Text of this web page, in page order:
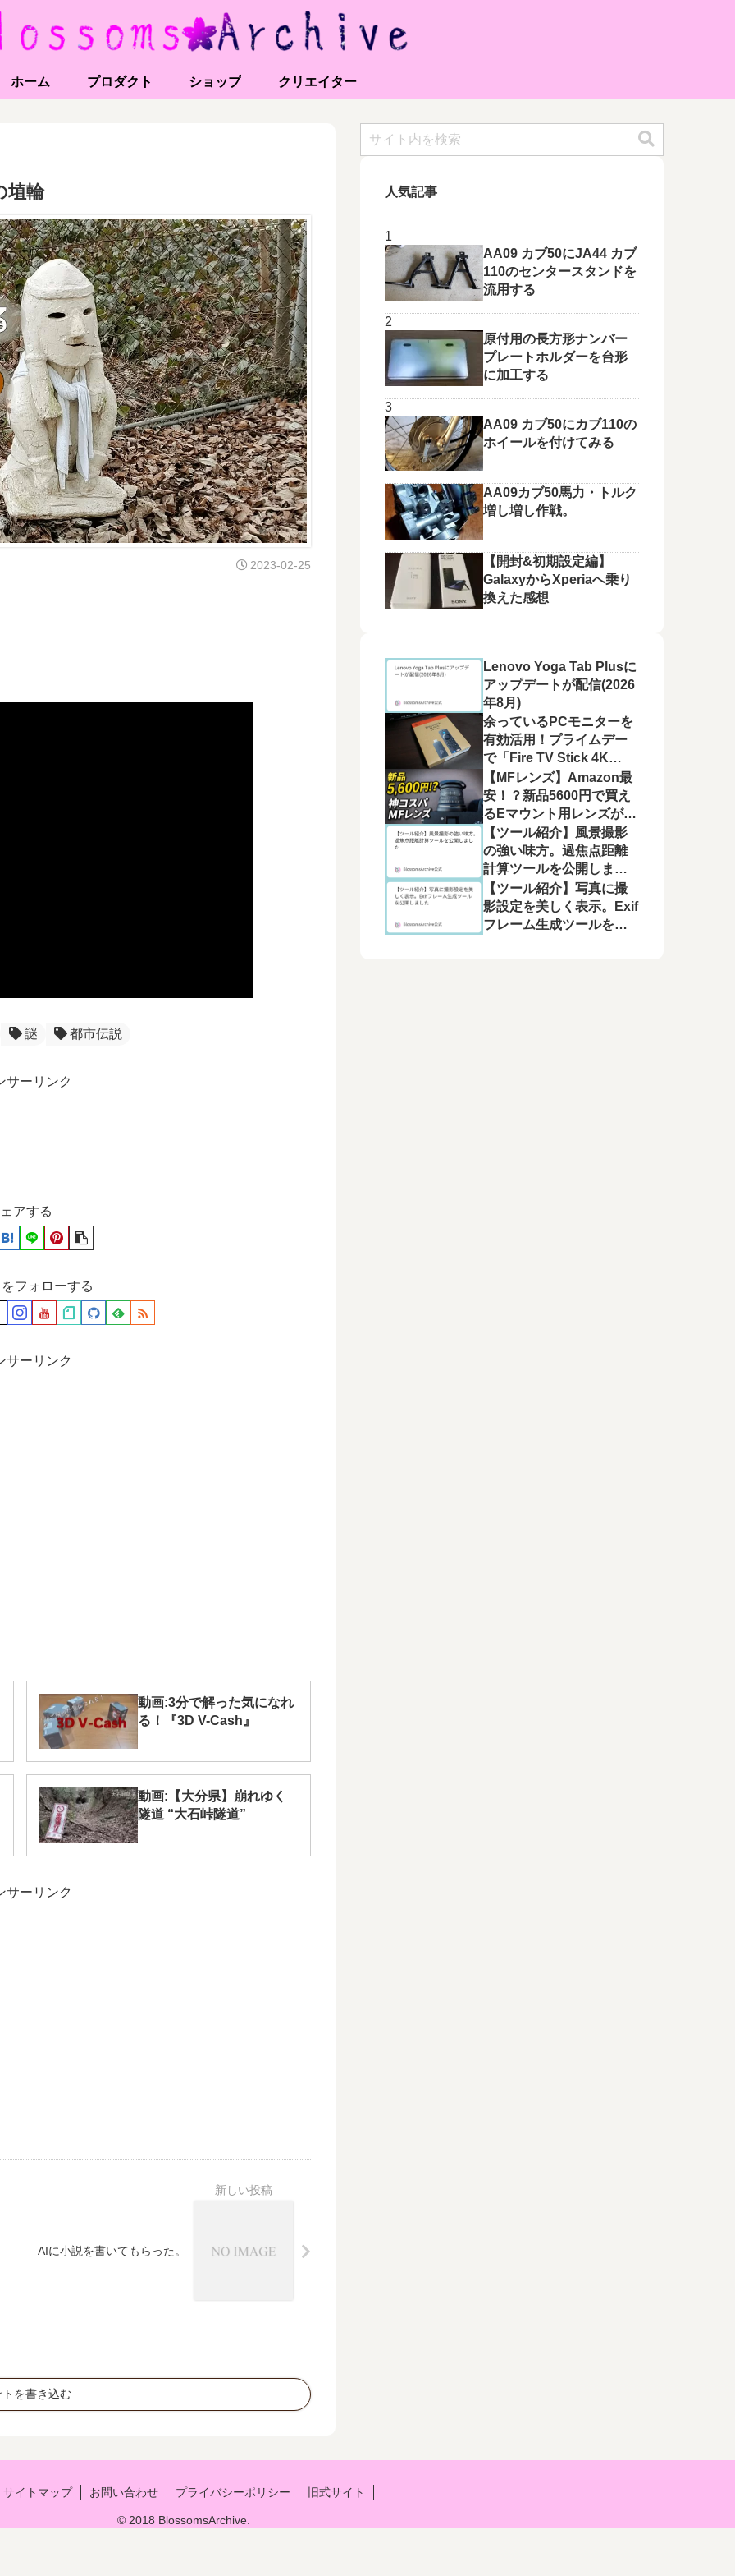
ホーム プロダクト ショップ クリエイター
埴輪
2023-02-25
謎 都市伝説
サーリンク
アする
フォローする
サーリンク
動画:3分で解った気になれ
る！『3D V-Cash』
動画:【大分県】崩れゆく
隧道 “大石峠隧道”
サーリンク
AIに小説を書いてもらった。
を書き込む
人気記事
AA09 カブ50にJA44 カブ
110のセンタースタンドを
流用する
原付用の長方形ナンバー
プレートホルダーを台形
に加工する
AA09 カブ50にカブ110の
ホイールを付けてみる
AA09カブ50馬力・トルク
増し増し作戦。
【開封&初期設定編】
GalaxyからXperiaへ乗り
換えた感想
Lenovo Yoga Tab Plusに
アップデートが配信(2026
年8月)
余っているPCモニターを
有効活用！プライムデー
で「Fire TV Stick 4K
Plus」を選んだ理由と、
モニター運用の注意点
【MFレンズ】Amazon最
安！？新品5600円で買え
るEマウント用レンズが良
かった【Pixco 25mm
F1.8 HD.MC】
【ツール紹介】風景撮影
の強い味方。過焦点距離
計算ツールを公開しまし
た
【ツール紹介】写真に撮
影設定を美しく表示。Exif
フレーム生成ツールを公
サイトマップ お問い合わせ プライバシーポリシー 旧式サイト
© 2018 BlossomsArchive.